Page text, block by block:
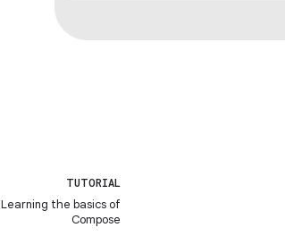
TUTORIAL
Learning the basics of
Compose